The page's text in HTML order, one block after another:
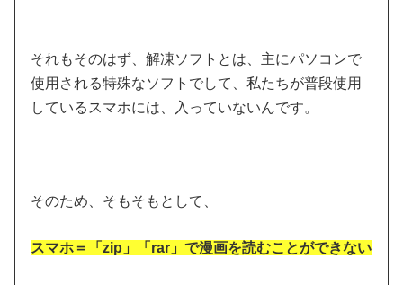
それもそのはず、解凍ソフトとは、主にパソコンで
使用される特殊なソフトでして、私たちが普段使用
しているスマホには、入っていないんです。
そのため、そもそもとして、
スマホ＝「zip」「rar」で漫画を読むことができない